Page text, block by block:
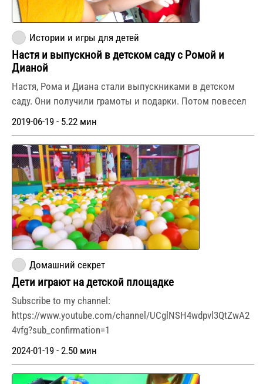
Истории и игры для детей
Настя и выпускной в детском саду с Ромой и
Дианой
Настя, Рома и Диана стали выпускниками в детском
саду. Они получили грамоты и подарки. Потом повесел
2019-06-19 - 5.22 мин
Домашний секрет
Дети играют на детской площадке
Subscribe to my channel:
https://www.youtube.com/channel/UCglNSH4wdpvl3QtZwA2
4vfg?sub_confirmation=1
2024-01-19 - 2.50 мин